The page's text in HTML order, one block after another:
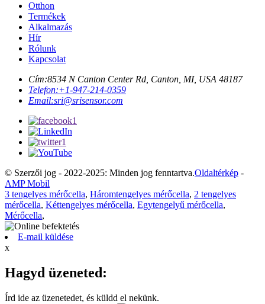
Otthon
Termékek
Alkalmazás
Hír
Rólunk
Kapcsolat
Cím:8534 N Canton Center Rd, Canton, MI, USA 48187
Telefon:+1-947-214-0359
Email:sri@srisensor.com
© Szerzői jog - 2022-2025: Minden jog fenntartva.Oldaltérkép -
AMP Mobil
3 tengelyes mérőcella, Háromtengelyes mérőcella, 2 tengelyes
mérőcella, Kéttengelyes mérőcella, Egytengelyű mérőcella,
Mérőcella,
E-mail küldése
x
Hagyd üzeneted:
Írd ide az üzenetedet, és küldd el nekünk.